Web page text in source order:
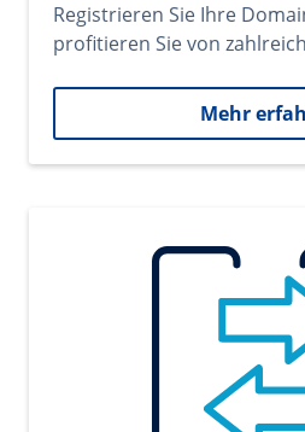
Registrieren Sie Ihre
profitieren Sie von
Mehr